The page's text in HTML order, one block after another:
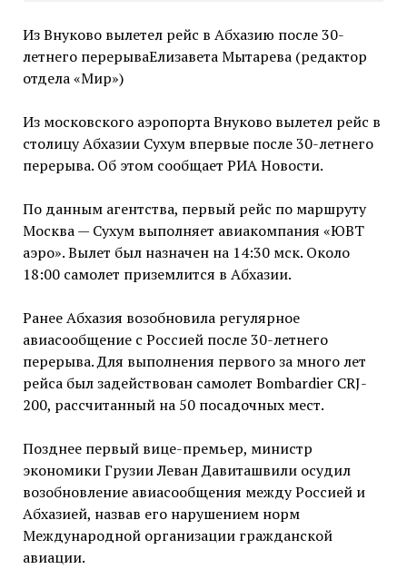
Из Внуково вылетел рейс в Абхазию после 30-
летнего перерываЕлизавета Мытарева (редактор
отдела «Мир»)
Из московского аэропорта Внуково вылетел рейс в
столицу Абхазии Сухум впервые после 30-летнего
перерыва. Об этом сообщает РИА Новости.
По данным агентства, первый рейс по маршруту
Москва — Сухум выполняет авиакомпания «ЮВТ
аэро». Вылет был назначен на 14:30 мск. Около
18:00 самолет приземлится в Абхазии.
Ранее Абхазия возобновила регулярное
авиасообщение с Россией после 30-летнего
перерыва. Для выполнения первого за много лет
рейса был задействован самолет Bombardier CRJ-
200, рассчитанный на 50 посадочных мест.
Позднее первый вице-премьер, министр
экономики Грузии Леван Давиташвили осудил
возобновление авиасообщения между Россией и
Абхазией, назвав его нарушением норм
Международной организации гражданской
авиации.